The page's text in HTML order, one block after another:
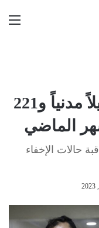
الشبكة السورية: 72 قتيلاً مدنياً و221
الماضي
حالات الإخفاء